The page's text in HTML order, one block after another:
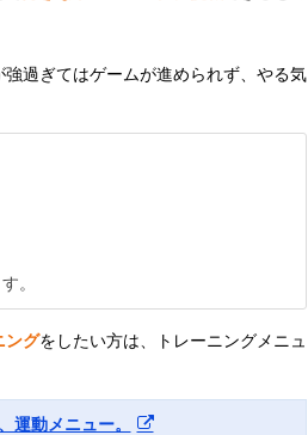
過ぎてはゲームが進められず、やる気
。
ングをしたい方は、トレーニングメニュ
運動メニュー。